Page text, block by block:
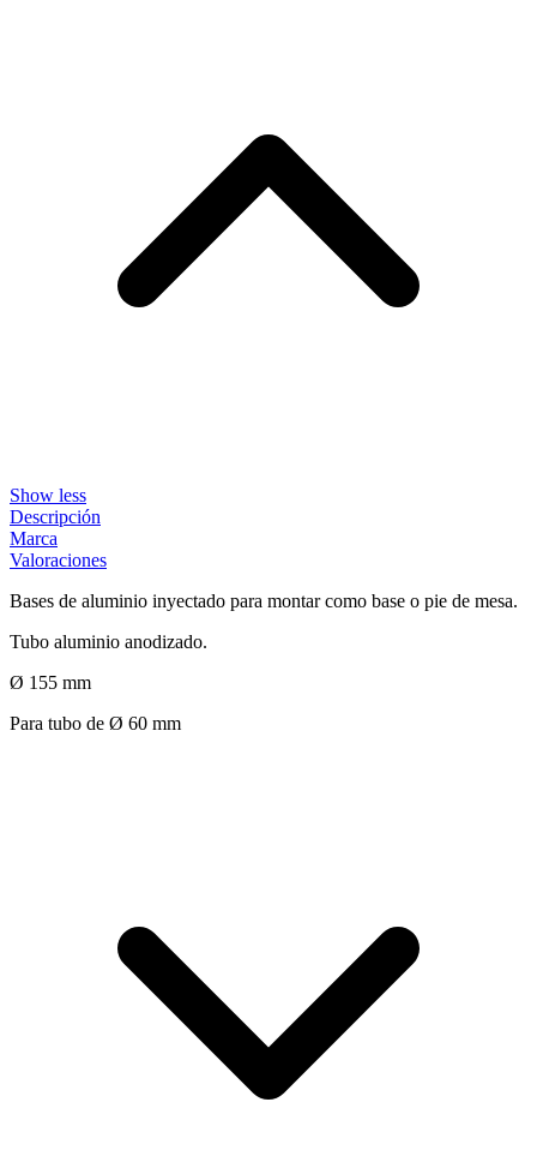
Show less
Descripción
Marca
Valoraciones
Bases de aluminio inyectado para montar como base o pie de mesa.
Tubo aluminio anodizado.
Ø 155 mm
Para tubo de Ø 60 mm